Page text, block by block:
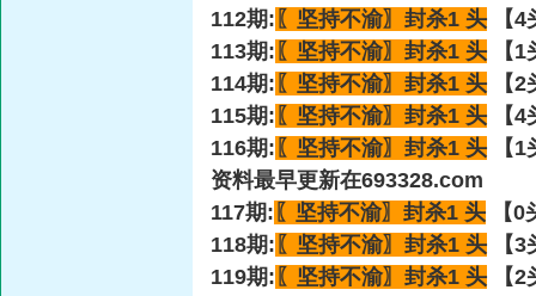
112期: 〖坚持不渝〗 封杀1 头 【4
113期: 〖坚持不渝〗 封杀1 头 【1
114期: 〖坚持不渝〗 封杀1 头 【2
115期: 〖坚持不渝〗 封杀1 头 【4
116期: 〖坚持不渝〗 封杀1 头 【1
资料最早更新在693328.com
117期: 〖坚持不渝〗 封杀1 头 【0
118期: 〖坚持不渝〗 封杀1 头 【3
119期: 〖坚持不渝〗 封杀1 头 【2